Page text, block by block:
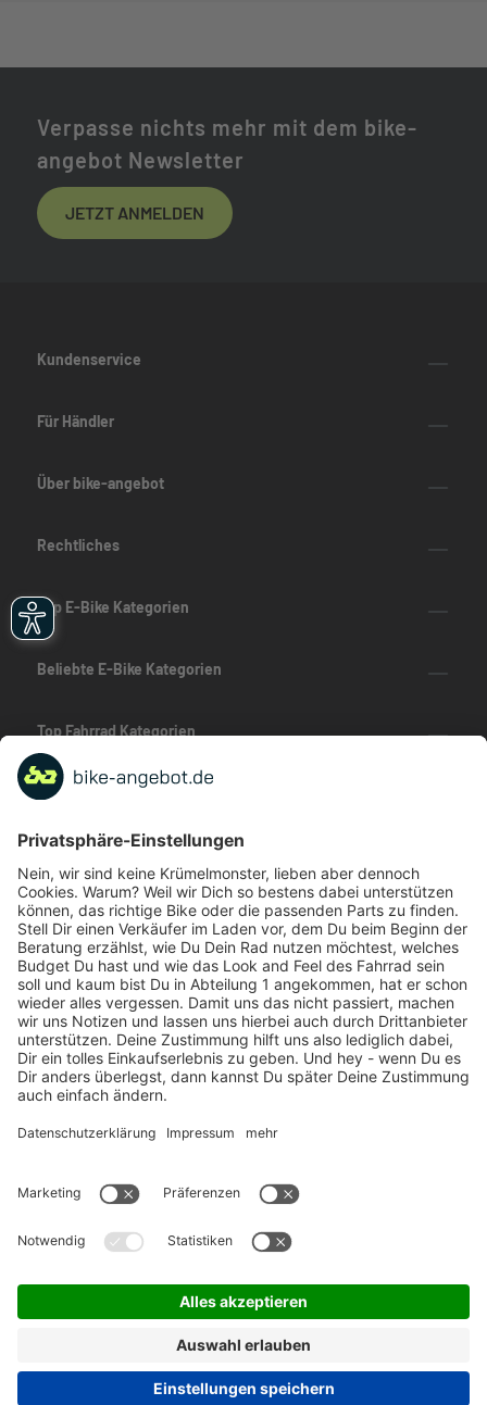
Verpasse nichts mehr mit dem bike-
angebot Newsletter
JETZT ANMELDEN
Kundenservice
Für Händler
Über bike-angebot
Rechtliches
Top E-Bike Kategorien
Beliebte E-Bike Kategorien
Top Fahrrad Kategorien
Beliebte Fahrrad-Kategorien
Marken-Highlights
TOP-Marken
ZAHLUNGSARTEN / RATENKAUF
FÜR ARBEITGEBER & ARBEITNEHMER